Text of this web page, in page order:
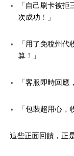
「自己刷卡被
次成功！」
「用了免稅州
算！」
「客服即時回應
「包裝超用心，
這些正面回饋，正